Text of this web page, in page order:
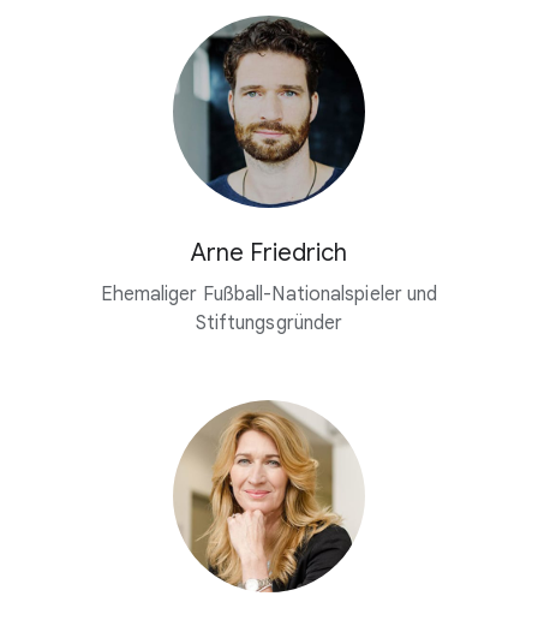
Arne Friedrich
Ehemaliger Fußball-Nationalspieler und
Stiftungsgründer